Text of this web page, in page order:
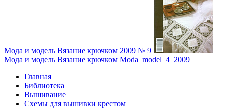
Мода и модель Вязание крючком 2009 № 9
Мода и модель Вязание крючком Moda_model_4_2009
Главная
Библиотека
Вышивание
Схемы для вышивки крестом